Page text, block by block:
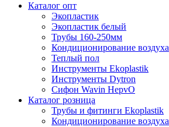
Каталог опт
Экопластик
Экопластик белый
Трубы 160-250мм
Кондиционирование воздуха
Теплый пол
Инструменты Ekoplastik
Инструменты Dytron
Сифон Wavin HepvO
Каталог розница
Трубы и фитинги Ekoplastik
Кондиционирование воздуха